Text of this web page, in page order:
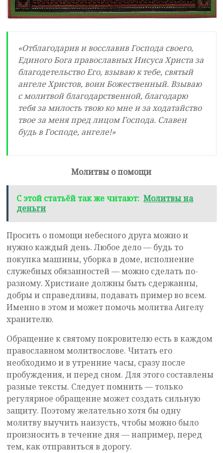
«Отблагодарив и восславив Господа своего,
Единого Бога православных Иисуса Христа за
благодетельство Его, взываю к тебе, святый
ангеле Христов, воин Божественный. Взываю
с молитвой благодарственной, благодарю
тебя за милость твою ко мне и за ходатайство
твое за меня пред лицом Господа. Славен
будь в Господе, ангеле!»
Молитвы о помощи
С этой статьёй так же читают: Молитвы на
деньги
Просить о помощи небесного друга можно и
нужно каждый день. Любое дело — будь то
покупка машины, уборка в доме, исполнение
служебных обязанностей — можно сделать по-
разному. Христиане должны быть сдержанны,
добры и справедливы, подавать пример во всем.
Именно в этом и может помочь молитва Ангелу
хранителю.
Обращение к святому покровителю есть в каждом
православном молитвослове. Читать его
необходимо и в утренние часы, сразу после
пробуждения, и перед сном. Для этого составлены
разные тексты. Следует помнить — только
регулярное обращение может создать сильную
защиту. Поэтому желательно хотя бы одну
молитву выучить наизусть, чтобы можно было
произносить в течение дня — например, перед
тем, как отправиться в дорогу.